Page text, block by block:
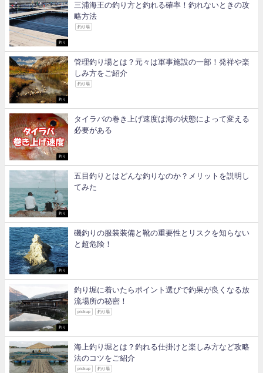
釣り
三浦海王の釣り方と釣れる確率！釣れないときの攻
略方法
釣り場
釣り
管理釣り場とは？元々は軍事施設の一部！発祥や楽
しみ方をご紹介
釣り場
釣り
タイラバの巻き上げ速度は海の状態によって変える
必要がある
釣り
五目釣りとはどんな釣りなのか？メリットを説明し
てみた
釣り
磯釣りの服装装備と靴の重要性とリスクを知らない
と超危険！
釣り
釣り堀に着いたらポイント選びで釣果が良くなる放
流場所の秘密！
pickup 釣り場
海上釣り堀とは？釣れる仕掛けと楽しみ方など攻略
法のコツをご紹介
pickup 釣り場